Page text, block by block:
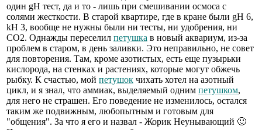
один gH тест, да и то - лишь при смешивании осмоса с
солями жесткости. В старой квартире, где в кране были gH 6,
kH 3, вообще не нужны были ни тесты, ни удобрения, ни
СО2. Однажды переселил петушка в новый аквариум, из-за
проблем в старом, в день заливки. Это неправильно, не совет
для повторения. Там, кроме азотистых, есть еще пузырьки
кислорода, на стенках и растениях, которые могут обжечь
рыбку. К счастью, мой петушок чихать хотел на азотный
цикл, и я знал, что аммиак, выделяемый одним петушком,
для него не страшен. Его поведение не изменилось, остался
таким же подвижным, любопытным и готовым для
"общения". За что я его и назвал - Жорик Неунывающий 🙂